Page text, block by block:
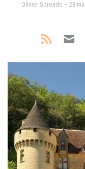
Olivier Sorondo – 28